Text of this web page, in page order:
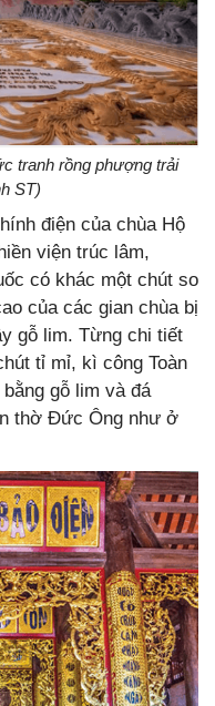
tranh rồng phượng trải
ST)
điện của chùa Hộ
viện trúc lâm,
có khác một chút so
của các gian chùa bị
gỗ lim. Từng chi tiết
tỉ mỉ, kì công Toàn
gỗ lim và đá
thờ Đức Ông như ở